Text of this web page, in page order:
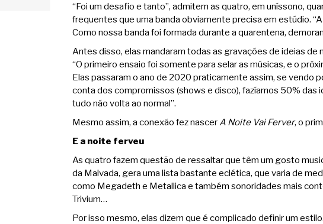
“Foi um desafio e tanto”, admitem as quatro, em uníssono,
frequentes que uma banda obviamente precisa em estúdio.
Como nossa banda foi formada durante a quarentena,
Antes disso, elas mandaram todas as gravações de ideias
“O primeiro ensaio foi somente para selar as músicas, e o
Elas passaram o ano de 2020 praticamente assim, se vendo
conta dos compromissos (shows e disco), fazíamos 50% das
tudo não volta ao normal”.
Mesmo assim, a conexão fez nascerA Noite Vai Ferver, o
E a noite ferveu
As quatro fazem questão de ressaltar que têm um gosto
da Malvada, gera uma lista bastante eclética, que varia de
como Megadeth e Metallica e também sonoridades mais
Trivium…
Por isso mesmo, elas dizem que é complicado definir um